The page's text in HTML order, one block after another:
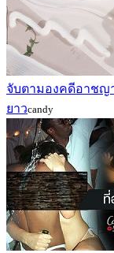
จับตามองคดีอาชญ
ยาวcandy